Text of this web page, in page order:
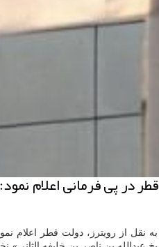
در پی فرمانی اعلام
نقل از رویترز، دولت قطر